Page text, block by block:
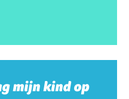
mijn kind op